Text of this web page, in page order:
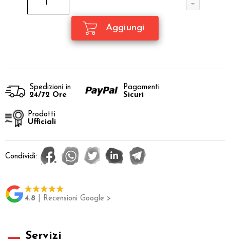
Spedizioni in
24/72 Ore
Pagamenti
Sicuri
Prodotti
Ufficiali
Condividi:
4.8 | Recensioni Google >
Servizi